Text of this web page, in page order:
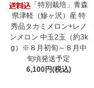
「特別栽培」青森
県津軽（鰺ヶ沢）産 特
秀品タカミメロン+レノ
ンメロン 中玉2玉（約3k
g）※８月初旬～８月中
旬頃発送予定
6,100円(税込)